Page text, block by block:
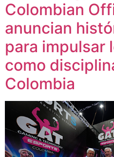
Colombian
anuncian
para impulsar
como
Colombia